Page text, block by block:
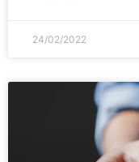
24/02/2022